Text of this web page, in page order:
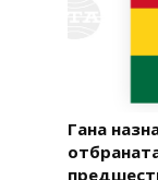
Гана